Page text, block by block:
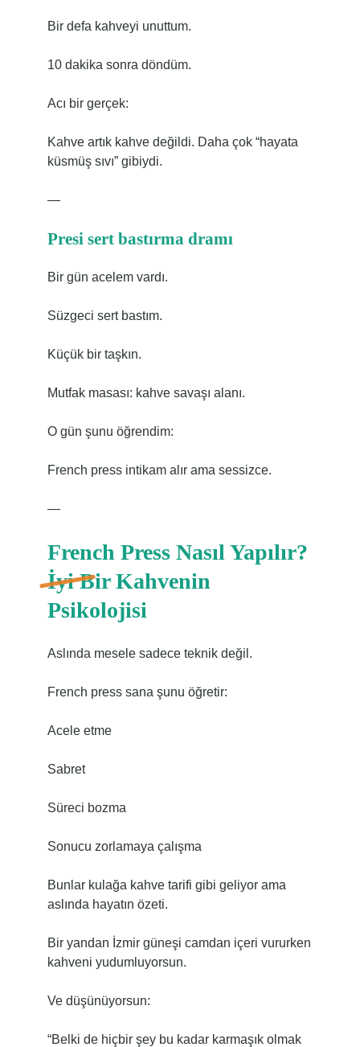
Bir defa kahveyi unuttum.
10 dakika sonra döndüm.
Acı bir gerçek:
Kahve artık kahve değildi. Daha çok “hayata
küsmüş sıvı” gibiydi.
—
Presi sert bastırma dramı
Bir gün acelem vardı.
Süzgeci sert bastım.
Küçük bir taşkın.
Mutfak masası: kahve savaşı alanı.
O gün şunu öğrendim:
French press intikam alır ama sessizce.
—
French Press Nasıl Yapılır?
İyi Bir Kahvenin
Psikolojisi
Aslında mesele sadece teknik değil.
French press sana şunu öğretir:
Acele etme
Sabret
Süreci bozma
Sonucu zorlamaya çalışma
Bunlar kulağa kahve tarifi gibi geliyor ama
aslında hayatın özeti.
Bir yandan İzmir güneşi camdan içeri vururken
kahveni yudumluyorsun.
Ve düşünüyorsun:
“Belki de hiçbir şey bu kadar karmaşık olmak